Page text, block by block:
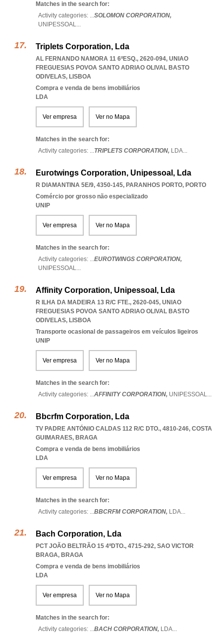
Matches in the search for:
Activity categories: ...SOLOMON CORPORATION,
UNIPESSOAL...
Triplets Corporation, Lda
AL FERNANDO NAMORA 11 6ºESQ., 2620-094, UNIAO
FREGUESIAS POVOA SANTO ADRIAO OLIVAL BASTO
ODIVELAS, LISBOA
Compra e venda de bens imobiliários
LDA
Ver empresa Ver no Mapa
Matches in the search for:
Activity categories: ...TRIPLETS CORPORATION, LDA...
Eurotwings Corporation, Unipessoal, Lda
R DIAMANTINA 5E/9, 4350-145, PARANHOS PORTO, PORTO
Comércio por grosso não especializado
UNIP
Ver empresa Ver no Mapa
Matches in the search for:
Activity categories: ...EUROTWINGS CORPORATION,
UNIPESSOAL...
Affinity Corporation, Unipessoal, Lda
R ILHA DA MADEIRA 13 R/C FTE., 2620-045, UNIAO
FREGUESIAS POVOA SANTO ADRIAO OLIVAL BASTO
ODIVELAS, LISBOA
Transporte ocasional de passageiros em veículos ligeiros
UNIP
Ver empresa Ver no Mapa
Matches in the search for:
Activity categories: ...AFFINITY CORPORATION, UNIPESSOAL...
Bbcrfm Corporation, Lda
TV PADRE ANTÓNIO CALDAS 112 R/C DTO., 4810-246, COSTA
GUIMARAES, BRAGA
Compra e venda de bens imobiliários
LDA
Ver empresa Ver no Mapa
Matches in the search for:
Activity categories: ...BBCRFM CORPORATION, LDA...
Bach Corporation, Lda
PCT JOÃO BELTRÃO 15 4ºDTO., 4715-292, SAO VICTOR
BRAGA, BRAGA
Compra e venda de bens imobiliários
LDA
Ver empresa Ver no Mapa
Matches in the search for:
Activity categories: ...BACH CORPORATION, LDA...